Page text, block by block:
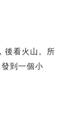
後看火山。所
到一個小